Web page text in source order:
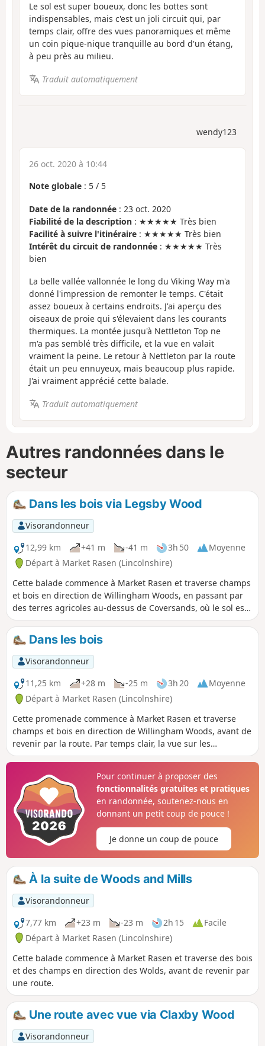
Le sol est super boueux, donc les bottes sont
indispensables, mais c'est un joli circuit qui, par
temps clair, offre des vues panoramiques et même
un coin pique-nique tranquille au bord d'un étang,
à peu près au milieu.
Traduit automatiquement
wendy123
26 oct. 2020 à 10:44
Note globale : 5 / 5
Date de la randonnée : 23 oct. 2020
Fiabilité de la description : ★★★★★ Très bien
Facilité à suivre l'itinéraire : ★★★★★ Très bien
Intérêt du circuit de randonnée : ★★★★★ Très
bien
La belle vallée vallonnée le long du Viking Way m'a
donné l'impression de remonter le temps. C'était
assez boueux à certains endroits. J'ai aperçu des
oiseaux de proie qui s'élevaient dans les courants
thermiques. La montée jusqu'à Nettleton Top ne
m'a pas semblé très difficile, et la vue en valait
vraiment la peine. Le retour à Nettleton par la route
était un peu ennuyeux, mais beaucoup plus rapide.
J'ai vraiment apprécié cette balade.
Traduit automatiquement
Autres randonnées dans le
secteur
Dans les bois via Legsby Wood
Visorandonneur
12,99 km
+41 m -41 m 3h 50
Moyenne
Départ à Market Rasen (Lincolnshire)
Cette balade commence à Market Rasen et traverse champs
et bois en direction de Willingham Woods, en passant par
des terres agricoles au-dessus de Coversands, où le sol est
très profond et acide. Par temps clair, la vue sur les
Lincolnshire Wolds est impressionnante et tu pourras peut-
être apercevoir la tour radar de Claxby à l'horizon.
Dans les bois
Visorandonneur
11,25 km
+28 m -25 m 3h 20
Moyenne
Départ à Market Rasen (Lincolnshire)
Cette promenade commence à Market Rasen et traverse
champs et bois en direction de Willingham Woods, avant de
revenir par la route. Par temps clair, la vue sur les
Lincolnshire Wolds est impressionnante et vous pourrez
Pour continuer à proposer des
fonctionnalités gratuites et pratiques
en randonnée, soutenez-nous en
donnant un petit coup de pouce !
Je donne un coup de pouce
À la suite de Woods and Mills
Visorandonneur
7,77 km
+23 m -23 m 2h 15
Facile
Départ à Market Rasen (Lincolnshire)
Cette balade commence à Market Rasen et traverse des bois
et des champs en direction des Wolds, avant de revenir par
une route.
Une route avec vue via Claxby Wood
Visorandonneur